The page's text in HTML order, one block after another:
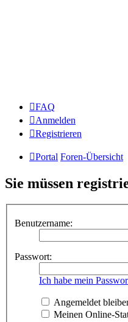
FAQ
Anmelden
Registrieren
Portal Foren-Übersicht
Sie müssen
Benutzername:
Passwort:
Ich habe mein
Angemeldet
Meinen Online-